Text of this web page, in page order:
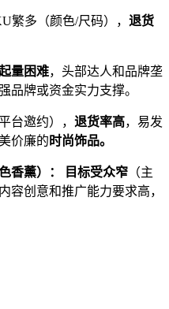
繁多（颜色/尺码）， 退货
量困难，头部达人和品牌垄
品牌或资金实力支撑。
台邀约）， 退货率高，易发
价廉的 时尚饰品。
香薰）： 目标受众窄 （主
容创意和推广能力要求高，